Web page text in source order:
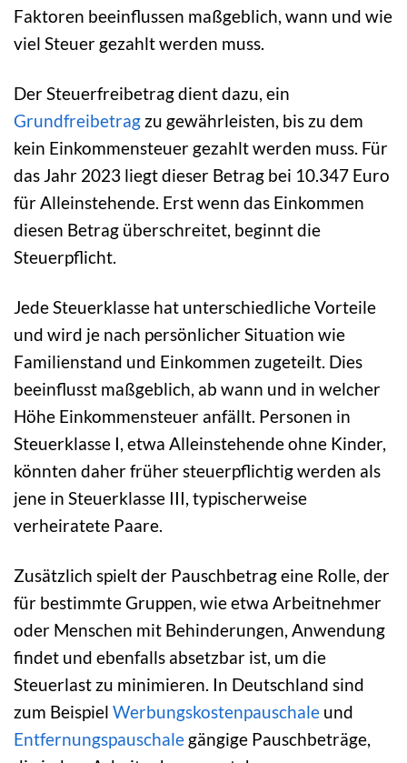
Faktoren beeinflussen maßgeblich, wann und wie
viel Steuer gezahlt werden muss.
Der Steuerfreibetrag dient dazu, ein
Grundfreibetrag zu gewährleisten, bis zu dem
kein Einkommensteuer gezahlt werden muss. Für
das Jahr 2023 liegt dieser Betrag bei 10.347 Euro
für Alleinstehende. Erst wenn das Einkommen
diesen Betrag überschreitet, beginnt die
Steuerpflicht.
Jede Steuerklasse hat unterschiedliche Vorteile
und wird je nach persönlicher Situation wie
Familienstand und Einkommen zugeteilt. Dies
beeinflusst maßgeblich, ab wann und in welcher
Höhe Einkommensteuer anfällt. Personen in
Steuerklasse I, etwa Alleinstehende ohne Kinder,
könnten daher früher steuerpflichtig werden als
jene in Steuerklasse III, typischerweise
verheiratete Paare.
Zusätzlich spielt der Pauschbetrag eine Rolle, der
für bestimmte Gruppen, wie etwa Arbeitnehmer
oder Menschen mit Behinderungen, Anwendung
findet und ebenfalls absetzbar ist, um die
Steuerlast zu minimieren. In Deutschland sind
zum Beispiel Werbungskostenpauschale und
Entfernungspauschale gängige Pauschbeträge,